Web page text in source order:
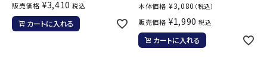
販売価格 ¥3,410 税込
カートに入れる
本体価格 ¥3,080 （税込）
販売価格 ¥1,990 税込
カートに入れる